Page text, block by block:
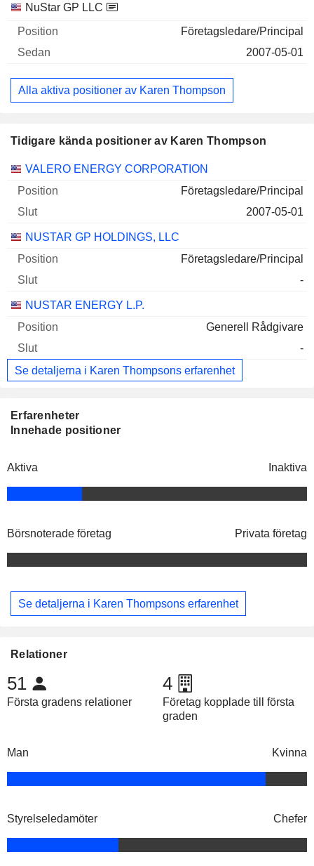
Företag Position Start
NuStar GP LLC
Företagsledare/Principal
2007-05-01
Alla aktiva positioner av Karen Thompson
Tidigare kända positioner av Karen Thompson
Företag Position Slut
VALERO ENERGY CORPORATION
Företagsledare/Principal
2007-05-01
NUSTAR GP HOLDINGS, LLC
Företagsledare/Principal
-
NUSTAR ENERGY L.P.
Generell Rådgivare
-
Se detaljerna i Karen Thompsons erfarenhet
Erfarenheter
Innehade positioner
Aktiva Inaktiva
Börsnoterade företag Privata företag
Se detaljerna i Karen Thompsons erfarenhet
Relationer
51
Första gradens relationer
4
Företag kopplade till första
graden
Man Kvinna
Styrelseledamöter Chefer